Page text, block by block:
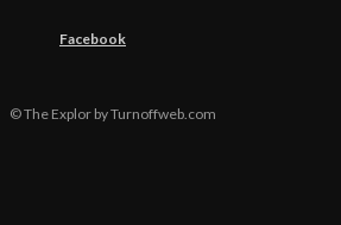
Facebook
© The Explor by Turnoffweb.com